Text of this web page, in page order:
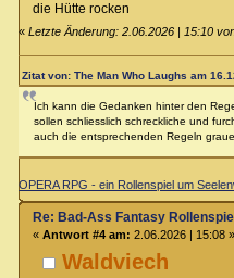
die Hütte rocken
«Letzte Änderung: 2.06.2026 | 15:10
Zitat von: The Man Who Laughs am
Ich kann die Gedanken hinter den
sollen schliesslich schreckliche und
auch die entsprechenden Regeln
OPERA RPG - ein Rollenspiel um
Waldviech
Re: Bad-Ass Fantasy
« Antwort #4 am: 2.06.2026 | 15:08 »